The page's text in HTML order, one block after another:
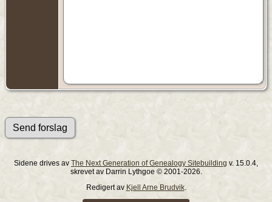
Sidene drives av The Next Generation of Genealogy Sitebuilding v. 15.0.4,
skrevet av Darrin Lythgoe © 2001-2026.
Redigert av Kjell Arne Brudvik.